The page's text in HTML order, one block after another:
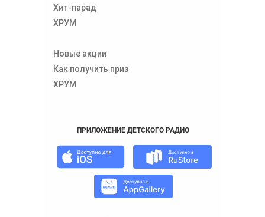
Хит-парад
ХРУМ
Новые акции
Как получить приз
ХРУМ
ПРИЛОЖЕНИЕ ДЕТСКОГО РАДИО